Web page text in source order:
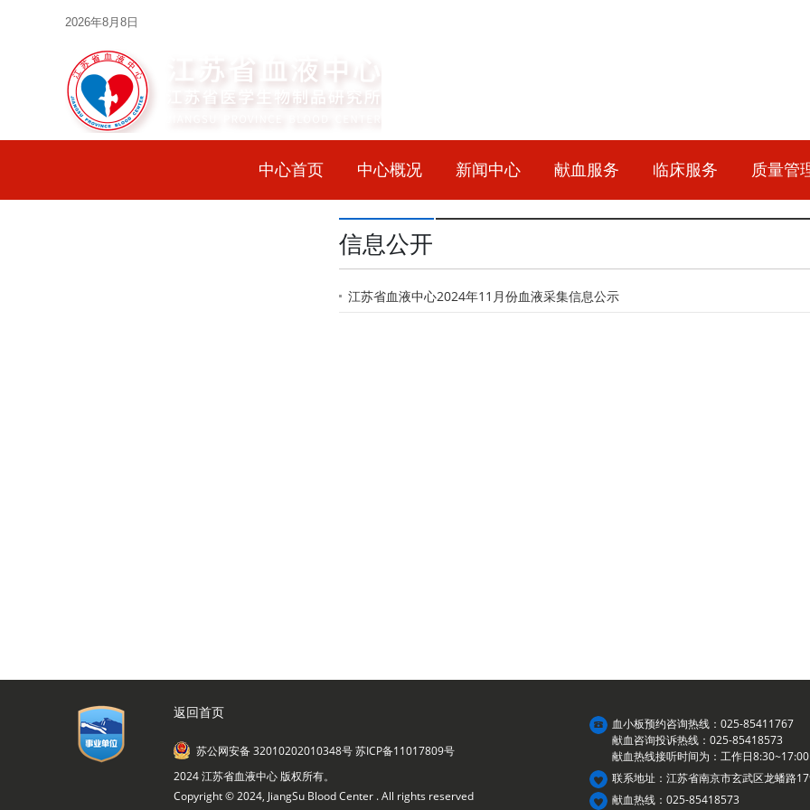
2026年8月8日
中心首页 中心概况 新闻中心 献血服务 临床服务 质量管
信息公开
江苏省血液中心2024年11月份血液采集信息公示
返回首页
苏公网安备 32010202010348号苏ICP备11017809号
2024 江苏省血液中心 版权所有。
Copyright © 2024, JiangSu Blood Center . All rights reserved
血小板预约咨询热线：025-85411767
献血咨询投诉热线：025-85418573
献血热线接听时间为：工作日8:30~17:00
联系地址：江苏省南京市玄武区龙蟠路
献血热线：025-85418573